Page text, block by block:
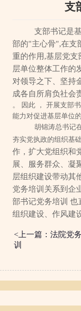
支
支部书记是
部的"主心骨",在支
重的作用,基层党支
层单位整体工作的
对领导之下、坚持
成各自所肩负社会
。
因此 ，
开展支部
能力对促进基层单位
胡锦涛总书记
夯实党执政的组织基
作，扩大党组织和
展、服务群众、凝
层组织建设带动其
党务培训关系到企
部书记党务培训 也
组织建设、作风建
<上一篇：法院党
训